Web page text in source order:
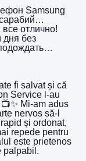
Samsung
отлично!
дня без
fi salvat și că
Service l-au
Mi-am adus
nervos să-l
și ordonat,
repede pentru
este prietenos
palpabil.